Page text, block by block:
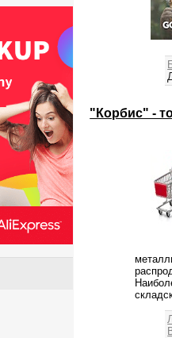
"Корбис" -